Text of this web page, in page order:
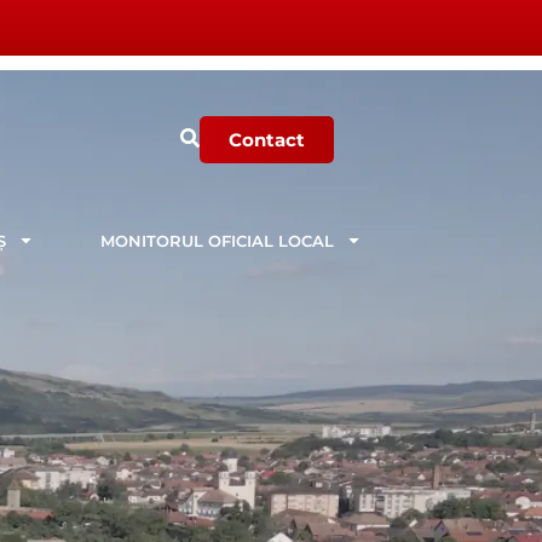
Contact
MONITORUL OFICIAL LOCAL